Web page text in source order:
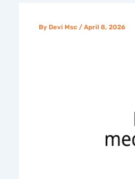
By Devi Msc / April 8, 2026